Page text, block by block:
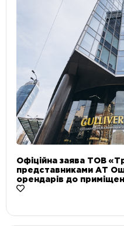
Офіційна заява ТОВ
представниками АТ
орендарів до